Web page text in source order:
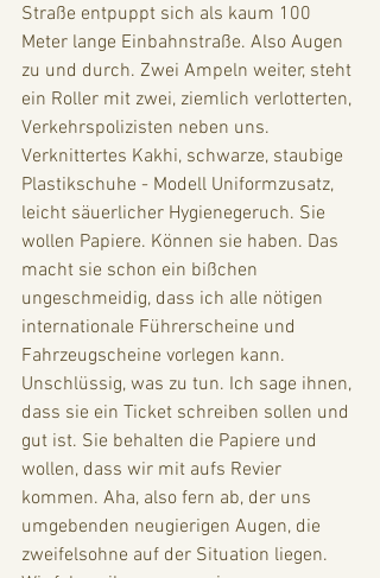
Straße entpuppt sich als kaum 100
Meter lange Einbahnstraße. Also Augen
zu und durch. Zwei Ampeln weiter, steht
ein Roller mit zwei, ziemlich verlotterten,
Verkehrspolizisten neben uns.
Verknittertes Kakhi, schwarze, staubige
Plastikschuhe - Modell Uniformzusatz,
leicht säuerlicher Hygienegeruch. Sie
wollen Papiere. Können sie haben. Das
macht sie schon ein bißchen
ungeschmeidig, dass ich alle nötigen
internationale Führerscheine und
Fahrzeugscheine vorlegen kann.
Unschlüssig, was zu tun. Ich sage ihnen,
dass sie ein Ticket schreiben sollen und
gut ist. Sie behalten die Papiere und
wollen, dass wir mit aufs Revier
kommen. Aha, also fern ab, der uns
umgebenden neugierigen Augen, die
zweifelsohne auf der Situation liegen.